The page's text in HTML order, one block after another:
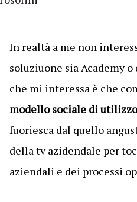
In realtà a me non
soluziuone sia Academy
che mi interessa è che
modello sociale di
fuoriesca dal quello
della tv azidendale per
aziendali e dei processi